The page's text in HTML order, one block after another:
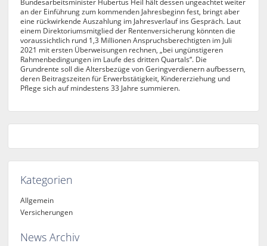
Bundesarbeitsminister Hubertus Heil hält dessen ungeachtet weiter
an der Einführung zum kommenden Jahresbeginn fest, bringt aber
eine rückwirkende Auszahlung im Jahresverlauf ins Gespräch. Laut
einem Direktoriumsmitglied der Rentenversicherung könnten die
voraussichtlich rund 1,3 Millionen Anspruchsberechtigten im Juli
2021 mit ersten Überweisungen rechnen, „bei ungünstigeren
Rahmenbedingungen im Laufe des dritten Quartals“. Die
Grundrente soll die Altersbezüge von Geringverdienern aufbessern,
deren Beitragszeiten für Erwerbstätigkeit, Kindererziehung und
Pflege sich auf mindestens 33 Jahre summieren.
Kategorien
Allgemein
Versicherungen
News Archiv